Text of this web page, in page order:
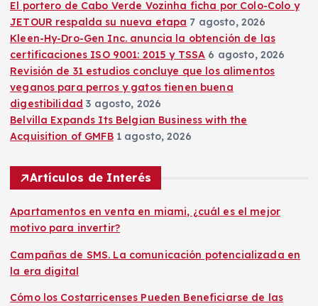
c
i
ó
n
d
e
e
n
El portero de Cabo Verde Vozinha ficha por Colo-Colo y
JETOUR respalda su nueva etapa 7 agosto, 2026
Kleen-Hy-Dro-Gen Inc. anuncia la obtención de las
certificaciones ISO 9001: 2015 y TSSA 6 agosto, 2026
Revisión de 31 estudios concluye que los alimentos
veganos para perros y gatos tienen buena
digestibilidad 3 agosto, 2026
Belvilla Expands Its Belgian Business with the
Acquisition of GMFB 1 agosto, 2026
Artículos de Interés
Apartamentos en venta en miami, ¿cuál es el mejor
motivo para invertir?
Campañas de SMS. La comunicación potencializada en
la era digital
Cómo los Costarricenses Pueden Beneficiarse de las